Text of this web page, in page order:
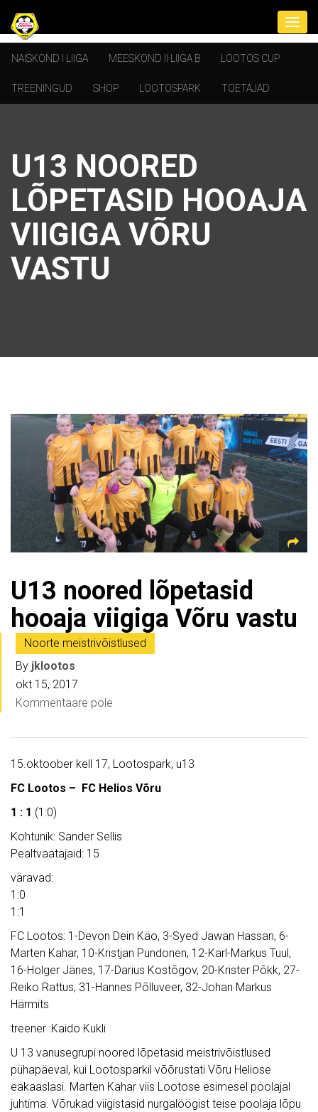
NAISKOND I LIIGA MEESKOND II LIIGA B LOOTOS CUP
TREENINGUD SHOP LOOTOSPARK TOETAJAD
U13 NOORED
LÕPETASID HOOAJA
VIIGIGA VÕRU
VASTU
U13 noored lõpetasid
hooaja viigiga Võru vastu
Noorte meistrivõistlused
By jklootos
okt 15, 2017
Kommentaare pole
15.oktoober kell 17, Lootospark, u13
FC Lootos – FC Helios Võru
1 : 1 (1:0)
Kohtunik: Sander Sellis
Pealtvaatajaid: 15
väravad:
1:0
1:1
FC Lootos: 1-Devon Dein Käo, 3-Syed Jawan Hassan, 6-
Marten Kahar, 10-Kristjan Pundonen, 12-Karl-Markus Tuul,
16-Holger Jänes, 17-Darius Kostõgov, 20-Krister Põkk, 27-
Reiko Rattus, 31-Hannes Põlluveer, 32-Johan Markus
Härmits
treener :Kaido Kukli
U 13 vanusegrupi noored lõpetasid meistrivõistlused
pühapäeval, kui Lootosparkil võõrustati Võru Heliose
eakaaslasi. Marten Kahar viis Lootose esimesel poolajal
juhtima. Võrukad viigistasid nurgalöögist teise poolaja lõpu